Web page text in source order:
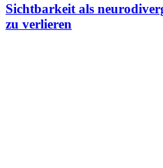
Sichtbarkeit als
zu verlieren